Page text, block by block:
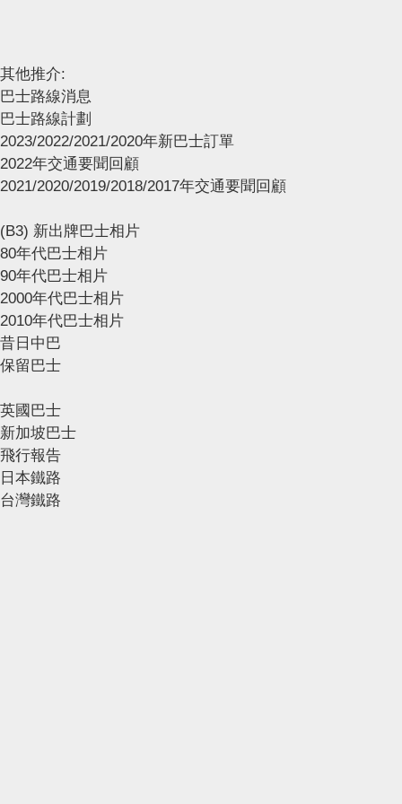
其他推介:
巴士路線消息
巴士路線計劃
2023/2022/2021/2020年新巴士訂單
2022年交通要聞回顧
2021/2020/2019/2018/2017年交通要聞回顧
(B3) 新出牌巴士相片
80年代巴士相片
90年代巴士相片
2000年代巴士相片
2010年代巴士相片
昔日中巴
保留巴士
英國巴士
新加坡巴士
飛行報告
日本鐵路
台灣鐵路